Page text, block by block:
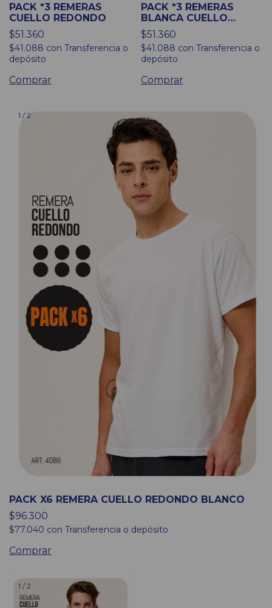
PACK *3 REMERAS
CUELLO REDONDO
$51.360
$41.088 con Transferencia o
depósito
Comprar
PACK *3 REMERAS
BLANCA CUELLO
REDONDO
$51.360
$41.088 con Transferencia o
depósito
Comprar
1 / 2
PACK X6 REMERA CUELLO REDONDO BLANCO
$96.300
$77.040 con Transferencia o depósito
Comprar
1 / 2